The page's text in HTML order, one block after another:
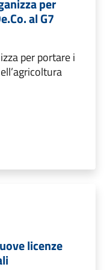
al G7
per portare i
licenze